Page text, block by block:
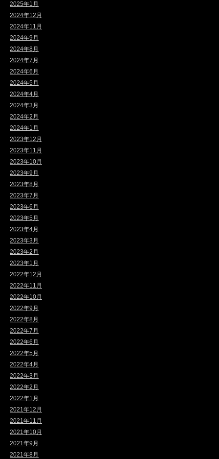
2025年1月
2024年12月
2024年11月
2024年9月
2024年8月
2024年7月
2024年6月
2024年5月
2024年4月
2024年3月
2024年2月
2024年1月
2023年12月
2023年11月
2023年10月
2023年9月
2023年8月
2023年7月
2023年6月
2023年5月
2023年4月
2023年3月
2023年2月
2023年1月
2022年12月
2022年11月
2022年10月
2022年9月
2022年8月
2022年7月
2022年6月
2022年5月
2022年4月
2022年3月
2022年2月
2022年1月
2021年12月
2021年11月
2021年10月
2021年9月
2021年8月